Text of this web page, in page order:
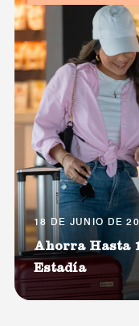
18 DE JUNIO DE
Ahorra Hasta
Estadía